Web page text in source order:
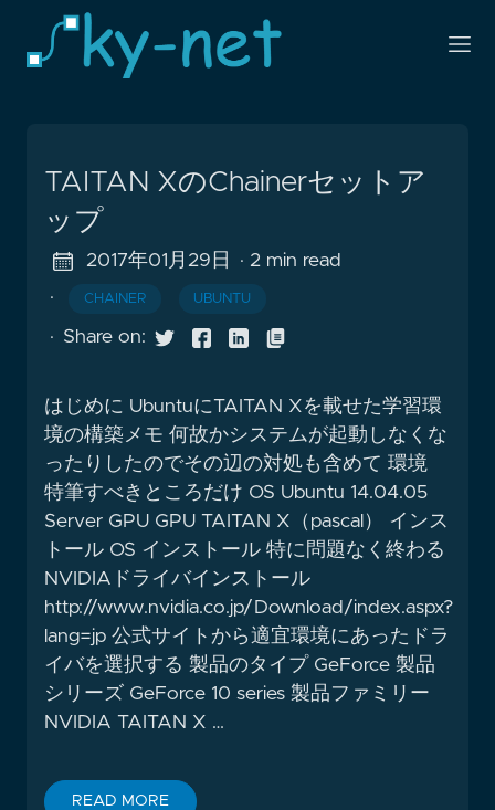
TAITAN XのChainerセットア
ップ
2017年01月29日
· 2 min read
·
CHAINER UBUNTU
· Share on:
はじめに UbuntuにTAITAN Xを載せた学習環
境の構築メモ 何故かシステムが起動しなくな
ったりしたのでその辺の対処も含めて 環境
特筆すべきところだけ OS Ubuntu 14.04.05
Server GPU GPU TAITAN X（pascal） インス
トール OS インストール 特に問題なく終わる
NVIDIAドライバインストール
http://www.nvidia.co.jp/Download/index.aspx?
lang=jp 公式サイトから適宜環境にあったドラ
イバを選択する 製品のタイプ GeForce 製品
シリーズ GeForce 10 series 製品ファミリー
NVIDIA TAITAN X …
READ MORE